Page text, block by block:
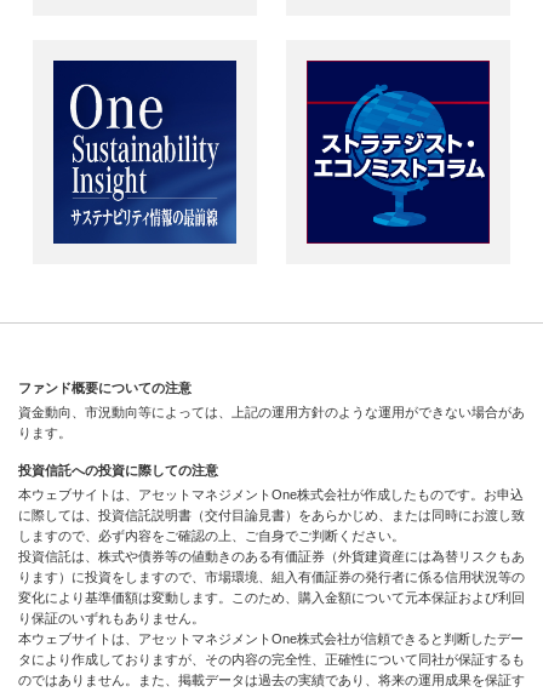
ファンド概要についての注意
資金動向、市況動向等によっては、上記の運用方針のような運用ができない場合があ
ります。
投資信託への投資に際しての注意
本ウェブサイトは、アセットマネジメントOne株式会社が作成したものです。お申込
に際しては、投資信託説明書（交付目論見書）をあらかじめ、または同時にお渡し致
しますので、必ず内容をご確認の上、ご自身でご判断ください。
投資信託は、株式や債券等の値動きのある有価証券（外貨建資産には為替リスクもあ
ります）に投資をしますので、市場環境、組入有価証券の発行者に係る信用状況等の
変化により基準価額は変動します。このため、購入金額について元本保証および利回
り保証のいずれもありません。
本ウェブサイトは、アセットマネジメントOne株式会社が信頼できると判断したデー
タにより作成しておりますが、その内容の完全性、正確性について同社が保証するも
のではありません。また、掲載データは過去の実績であり、将来の運用成果を保証す